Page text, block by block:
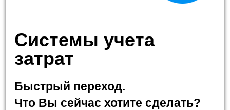
Системы учета
затрат
Быстрый переход.
Что Вы сейчас хотите сделать?